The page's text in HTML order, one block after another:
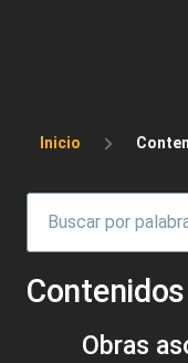
Inicio
Obras